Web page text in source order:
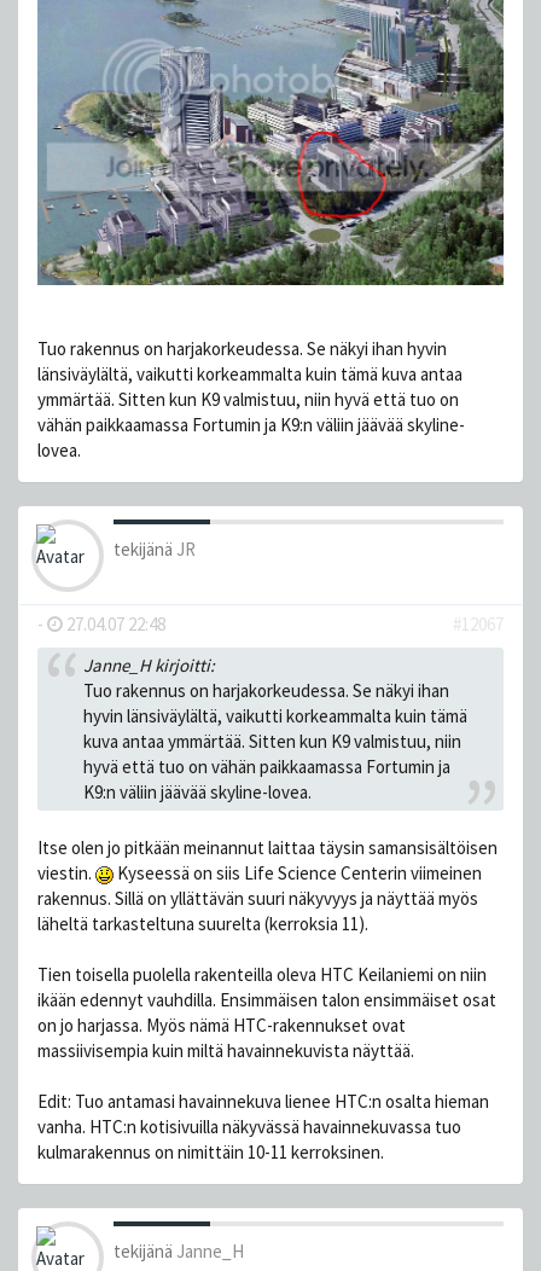
Tuo rakennus on harjakorkeudessa. Se näkyi ihan hyvin
länsiväylältä, vaikutti korkeammalta kuin tämä kuva antaa
ymmärtää. Sitten kun K9 valmistuu, niin hyvä että tuo on
vähän paikkaamassa Fortumin ja K9:n väliin jäävää skyline-
lovea.
tekijänä JR
- 27.04.07 22:48
#12067
Janne_H kirjoitti:
Tuo rakennus on harjakorkeudessa. Se näkyi ihan
hyvin länsiväylältä, vaikutti korkeammalta kuin tämä
kuva antaa ymmärtää. Sitten kun K9 valmistuu, niin
hyvä että tuo on vähän paikkaamassa Fortumin ja
K9:n väliin jäävää skyline-lovea.
Itse olen jo pitkään meinannut laittaa täysin samansisältöisen
viestin.
Kyseessä on siis Life Science Centerin viimeinen
rakennus. Sillä on yllättävän suuri näkyvyys ja näyttää myös
läheltä tarkasteltuna suurelta (kerroksia 11).
Tien toisella puolella rakenteilla oleva HTC Keilaniemi on niin
ikään edennyt vauhdilla. Ensimmäisen talon ensimmäiset osat
on jo harjassa. Myös nämä HTC-rakennukset ovat
massiivisempia kuin miltä havainnekuvista näyttää.
Edit: Tuo antamasi havainnekuva lienee HTC:n osalta hieman
vanha. HTC:n kotisivuilla näkyvässä havainnekuvassa tuo
kulmarakennus on nimittäin 10-11 kerroksinen.
tekijänä Janne_H